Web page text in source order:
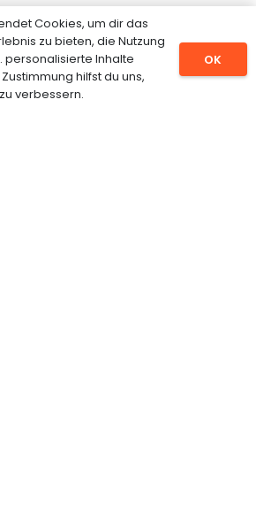
Cookies, um dir das
zu bieten, die Nutzung
personalisierte Inhalte
hilfst du uns,
verbessern.
OK